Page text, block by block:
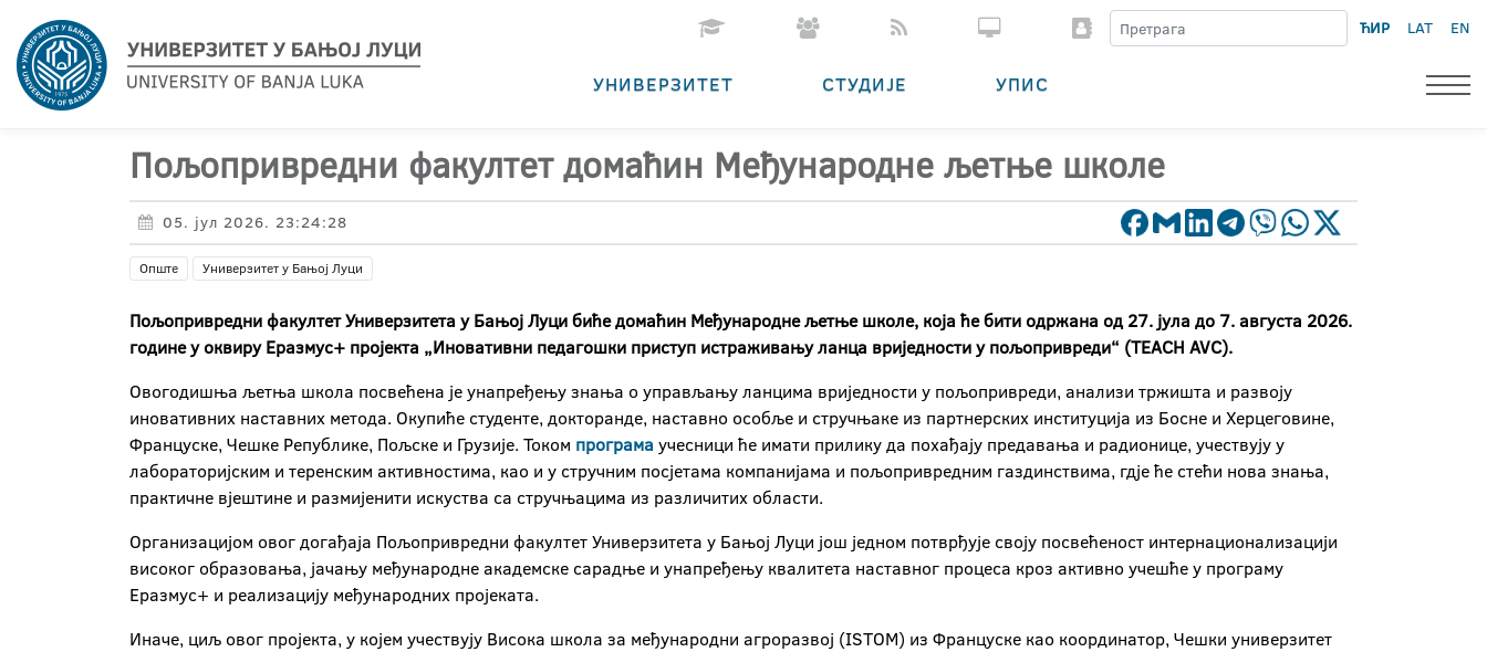
ЋИР LAT EN
УНИВЕРЗИТЕТ СТУДИЈЕ УПИС
Пољопривредни факултет домаћин Међународне љетње школе
05. јул 2026. 23:24:28
Опште Универзитет у Бањој Луци
Пољопривредни факултет Универзитета у Бањој Луци биће домаћин Међународне љетње школе, која ће бити одржана од 27. јула до 7. августа 2026.
године у оквиру Еразмус+ пројекта „Иновативни педагошки приступ истраживању ланца вриједности у пољопривреди“ (TEACH AVC).
Овогодишња љетња школа посвећена је унапређењу знања о управљању ланцима вриједности у пољопривреди, анализи тржишта и развоју
иновативних наставних метода. Окупиће студенте, докторанде, наставно особље и стручњаке из партнерских институција из Босне и Херцеговине,
Француске, Чешке Републике, Пољске и Грузије. Током програма учесници ће имати прилику да похађају предавања и радионице, учествују у
лабораторијским и теренским активностима, као и у стручним посјетама компанијама и пољопривредним газдинствима, гдје ће стећи нова знања,
практичне вјештине и размијенити искуства са стручњацима из различитих области.
Организацијом овог догађаја Пољопривредни факултет Универзитета у Бањој Луци још једном потврђује своју посвећеност интернационализацији
високог образовања, јачању међународне академске сарадње и унапређењу квалитета наставног процеса кроз активно учешће у програму
Еразмус+ и реализацију међународних пројеката.
Иначе, циљ овог пројекта, у којем учествују Висока школа за међународни агроразвој (ISTOM) из Француске као координатор, Чешки универзитет